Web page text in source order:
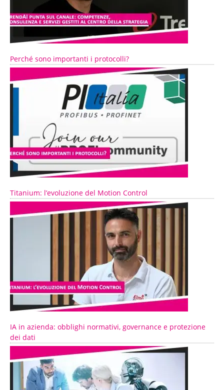
Perché sono importanti i protocolli?
Titanium: l’evoluzione del Motion Control
IA in azienda: obblighi normativi, governance e protezione
dei dati